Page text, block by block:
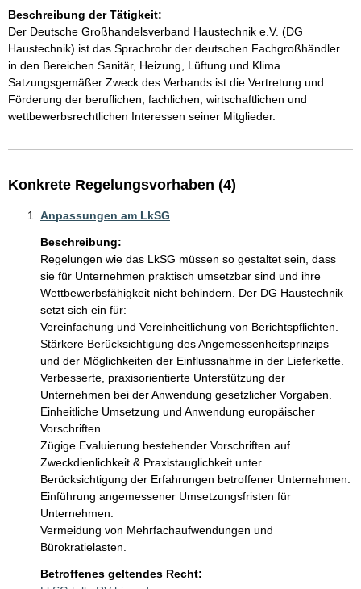
Beschreibung der Tätigkeit:
Der Deutsche Großhandelsverband Haustechnik e.V. (DG
Haustechnik) ist das Sprachrohr der deutschen Fachgroßhändler
in den Bereichen Sanitär, Heizung, Lüftung und Klima.
Satzungsgemäßer Zweck des Verbands ist die Vertretung und
Förderung der beruflichen, fachlichen, wirtschaftlichen und
wettbewerbsrechtlichen Interessen seiner Mitglieder.
Konkrete Regelungsvorhaben (4)
Anpassungen am LkSG
Beschreibung:
Regelungen wie das LkSG müssen so gestaltet sein, dass
sie für Unternehmen praktisch umsetzbar sind und ihre
Wettbewerbsfähigkeit nicht behindern. Der DG Haustechnik
setzt sich ein für:
Vereinfachung und Vereinheitlichung von Berichtspflichten.
Stärkere Berücksichtigung des Angemessenheitsprinzips
und der Möglichkeiten der Einflussnahme in der Lieferkette.
Verbesserte, praxisorientierte Unterstützung der
Unternehmen bei der Anwendung gesetzlicher Vorgaben.
Einheitliche Umsetzung und Anwendung europäischer
Vorschriften.
Zügige Evaluierung bestehender Vorschriften auf
Zweckdienlichkeit & Praxistauglichkeit unter
Berücksichtigung der Erfahrungen betroffener Unternehmen.
Einführung angemessener Umsetzungsfristen für
Unternehmen.
Vermeidung von Mehrfachaufwendungen und
Bürokratielasten.
Betroffenes geltendes Recht: